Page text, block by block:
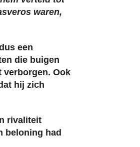
waren,
een
die buigen
verborgen. Ook
hij zich
rivaliteit
beloning had